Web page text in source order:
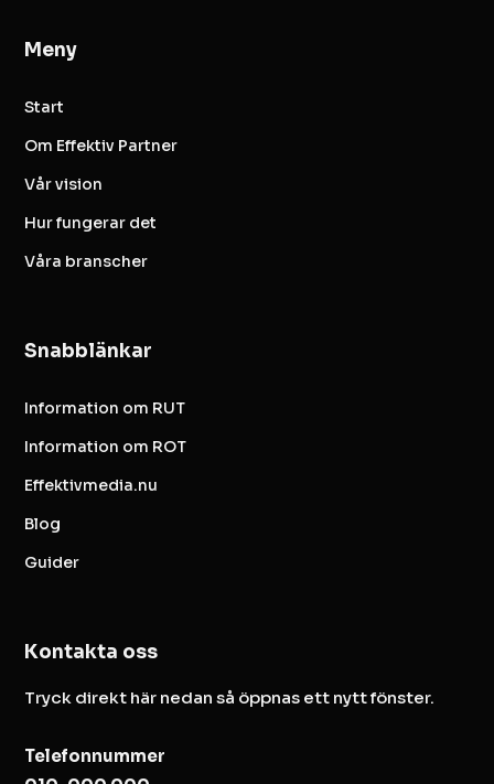
Meny
Start
Om Effektiv Partner
Vår vision
Hur fungerar det
Våra branscher
Snabblänkar
Information om RUT
Information om ROT
Effektivmedia.nu
Blog
Guider
Kontakta oss
Tryck direkt här nedan så öppnas ett nytt fönster.
Telefonnummer